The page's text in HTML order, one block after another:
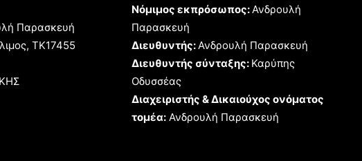
Παρασκευή
TK17455
Νόμιμος εκπρόσωπος:Ανδρουλή
Παρασκευή
Διευθυντής:Ανδρουλή Παρασκευή
Διευθυντής σύνταξης: Καρύπης
Οδυσσέας
Διαχειριστής & Δικαιούχος ονόματος
τομέα: Ανδρουλή Παρασκευή